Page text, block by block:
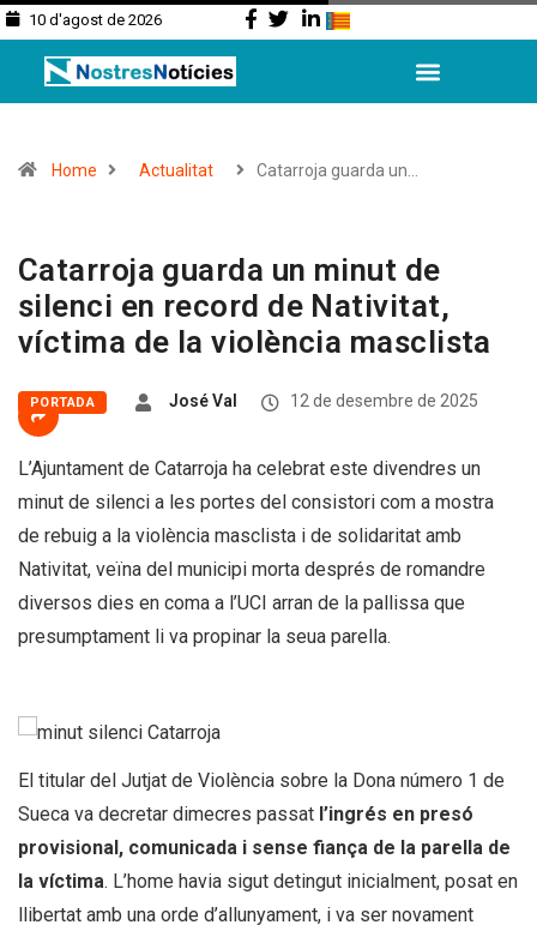
10 d'agost de 2026
Home Actualitat Catarroja guarda un…
Catarroja guarda un minut de
silenci en record de Nativitat,
víctima de la violència masclista
PORTADA José Val 12 de desembre de 2025
L’Ajuntament de Catarroja ha celebrat este divendres un
minut de silenci a les portes del consistori com a mostra
de rebuig a la violència masclista i de solidaritat amb
Nativitat, veïna del municipi morta després de romandre
diversos dies en coma a l’UCI arran de la pallissa que
presumptament li va propinar la seua parella.
El titular del Jutjat de Violència sobre la Dona número 1 de
Sueca va decretar dimecres passat l’ingrés en presó
provisional, comunicada i sense fiança de la parella de
la víctima. L’home havia sigut detingut inicialment, posat en
llibertat amb una orde d’allunyament, i va ser novament